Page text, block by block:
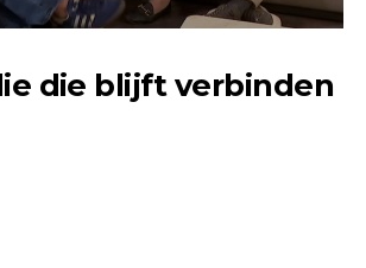
die blijft verbinden